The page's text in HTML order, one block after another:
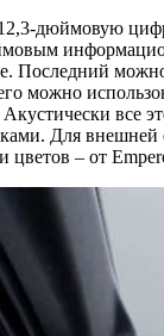
дюймовую
Последний
можно
все
Для
цветов – от